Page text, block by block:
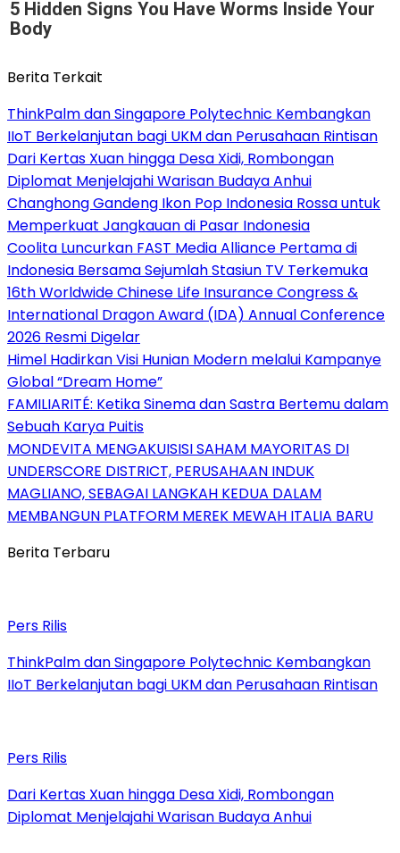
5 Hidden Signs You Have Worms Inside Your
Body
Berita Terkait
ThinkPalm dan Singapore Polytechnic Kembangkan
IIoT Berkelanjutan bagi UKM dan Perusahaan Rintisan
Dari Kertas Xuan hingga Desa Xidi, Rombongan
Diplomat Menjelajahi Warisan Budaya Anhui
Changhong Gandeng Ikon Pop Indonesia Rossa untuk
Memperkuat Jangkauan di Pasar Indonesia
Coolita Luncurkan FAST Media Alliance Pertama di
Indonesia Bersama Sejumlah Stasiun TV Terkemuka
16th Worldwide Chinese Life Insurance Congress &
International Dragon Award (IDA) Annual Conference
2026 Resmi Digelar
Himel Hadirkan Visi Hunian Modern melalui Kampanye
Global “Dream Home”
FAMILIARITÉ: Ketika Sinema dan Sastra Bertemu dalam
Sebuah Karya Puitis
MONDEVITA MENGAKUISISI SAHAM MAYORITAS DI
UNDERSCORE DISTRICT, PERUSAHAAN INDUK
MAGLIANO, SEBAGAI LANGKAH KEDUA DALAM
MEMBANGUN PLATFORM MEREK MEWAH ITALIA BARU
Berita Terbaru
Pers Rilis
ThinkPalm dan Singapore Polytechnic Kembangkan
IIoT Berkelanjutan bagi UKM dan Perusahaan Rintisan
Pers Rilis
Dari Kertas Xuan hingga Desa Xidi, Rombongan
Diplomat Menjelajahi Warisan Budaya Anhui